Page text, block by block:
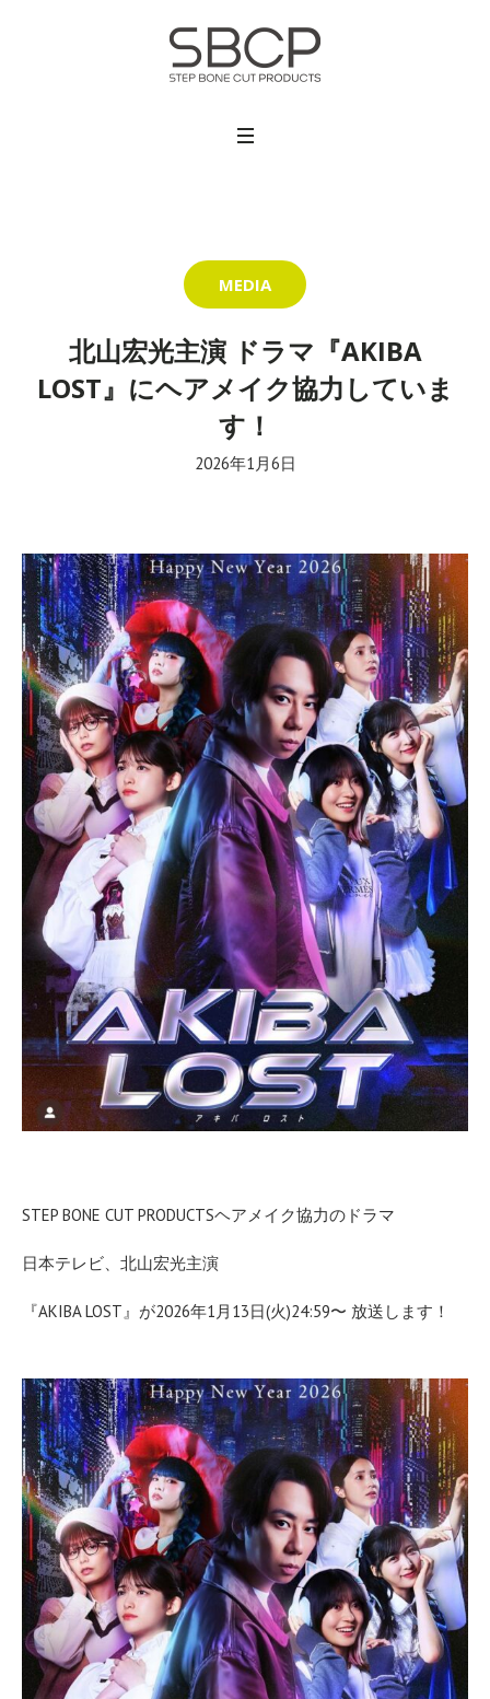
MEDIA
北山宏光主演 ドラマ『AKIBA
LOST』にヘアメイク協力していま
す！
2026年1月6日
STEP BONE CUT PRODUCTSヘアメイク協力のドラマ
日本テレビ、北山宏光主演
『AKIBA LOST』が2026年1月13日(火)24:59〜 放送します！